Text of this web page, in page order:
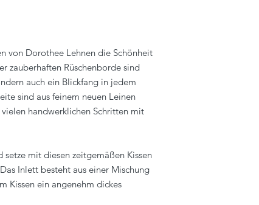
von Dorothee Lehnen die Schönheit
zauberhaften Rüschenborde sind
auch ein Blickfang in jedem
sind aus feinem neuen Leinen
handwerklichen Schritten mit
mit diesen zeitgemäßen Kissen
Inlett besteht aus einer Mischung
Kissen ein angenehm dickes